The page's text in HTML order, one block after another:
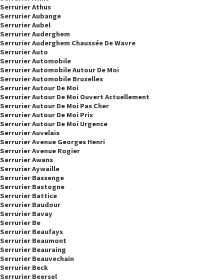
Serrurier Athus
Serrurier Aubange
Serrurier Aubel
Serrurier Auderghem
Serrurier Auderghem Chaussée De Wavre
Serrurier Auto
Serrurier Automobile
Serrurier Automobile Autour De Moi
Serrurier Automobile Bruxelles
Serrurier Autour De Moi
Serrurier Autour De Moi Ouvert Actuellement
Serrurier Autour De Moi Pas Cher
Serrurier Autour De Moi Prix
Serrurier Autour De Moi Urgence
Serrurier Auvelais
Serrurier Avenue Georges Henri
Serrurier Avenue Rogier
Serrurier Awans
Serrurier Aywaille
Serrurier Bassenge
Serrurier Bastogne
Serrurier Battice
Serrurier Baudour
Serrurier Bavay
Serrurier Be
Serrurier Beaufays
Serrurier Beaumont
Serrurier Beauraing
Serrurier Beauvechain
Serrurier Beck
Serrurier Beersel